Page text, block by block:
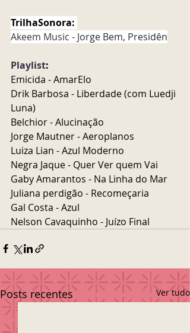
TrilhaSonora:
Akeem Music - Jorge Bem, Presidên
Playlist:
Emicida - AmarElo
Drik Barbosa - Liberdade (com Luedji
Luna)
Belchior - Alucinação
Jorge Mautner - Aeroplanos
Luiza Lian - Azul Moderno
Negra Jaque - Quer Ver quem Vai
Gaby Amarantos - Na Linha do Mar
Juliana perdigão - Recomeçaria
Gal Costa - Azul
Nelson Cavaquinho - Juízo Final
Posts recentes Ver tudo